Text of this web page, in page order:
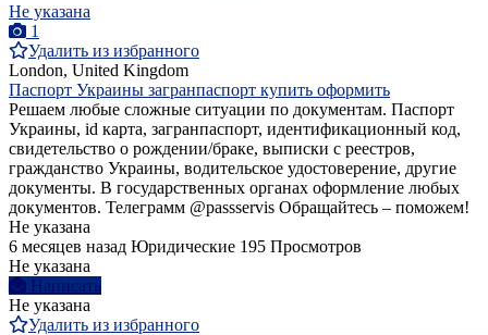
Не указана
1
Удалить из избранного
London, United Kingdom
Паспорт Украины загранпаспорт купить оформить
Решаем любые сложные ситуации по документам. Паспорт
Украины, id карта, загранпаспорт, идентификационный код,
свидетельство о рождении/браке, выписки с реестров,
гражданство Украины, водительское удостоверение, другие
документы. В государственных органах оформление любых
документов. Телеграмм @passservis Обращайтесь – поможем!
Не указана
6 месяцев назад Юридические 195 Просмотров
Не указана
Написать
Не указана
Удалить из избранного